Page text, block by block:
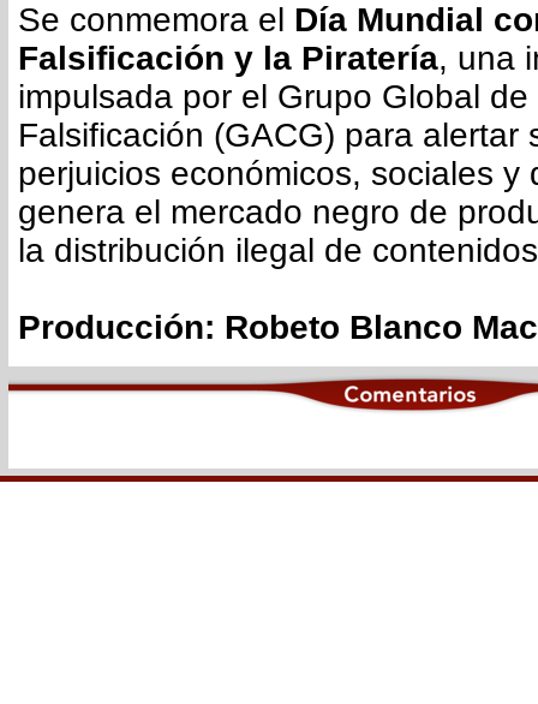
Se conmemora el Día Mundial
Falsificación y la Piratería, una
impulsada por el Grupo Global
Falsificación (GACG) para alertar
perjuicios económicos, sociales y
genera el mercado negro de
la distribución ilegal de
Producción: Robeto Blanco